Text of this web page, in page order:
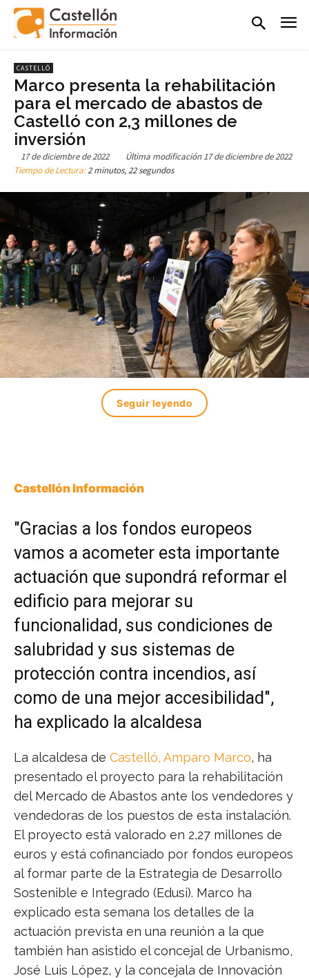
CASTELLÓ
Marco presenta la rehabilitación
para el mercado de abastos de
Castelló con 2,3 millones de
inversión
17 de diciembre de 2022 Última modificación 17 de diciembre de 2022
Tiempo de Lectura:2 minutos, 22 segundos
Seguir leyendo
Castellón Información
"Gracias a los fondos europeos
vamos a acometer esta importante
actuación que supondrá reformar el
edificio para mejorar su
funcionalidad, sus condiciones de
salubridad y sus sistemas de
protección contra incendios, así
como de una mejor accesibilidad",
ha explicado la alcaldesa
La alcaldesa de Castelló, Amparo Marco, ha
presentado el proyecto para la rehabilitación
del Mercado de Abastos ante los vendedores y
vendedoras de los puestos de esta instalación.
El proyecto está valorado en 2,27 millones de
euros y está cofinanciado por fondos europeos
al formar parte de la Estrategia de Desarrollo
Sostenible e Integrado (Edusi). Marco ha
explicado esta semana los detalles de la
actuación prevista en una reunión a la que
también han asistido el concejal de Urbanismo,
José Luis López, y la concejala de Innovación